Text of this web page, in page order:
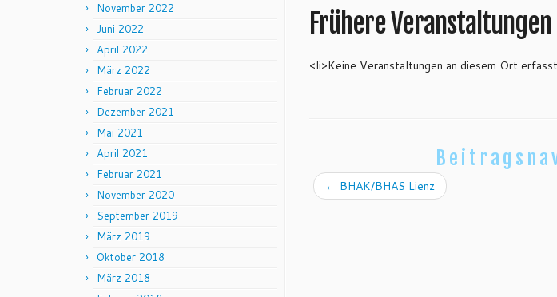
November 2022
Juni 2022
April 2022
März 2022
Februar 2022
Dezember 2021
Mai 2021
April 2021
Februar 2021
November 2020
September 2019
März 2019
Oktober 2018
März 2018
Frühere Veranstaltungen
<li>Keine Veranstaltungen an diesem Ort
← BHAK/BHAS Lienz